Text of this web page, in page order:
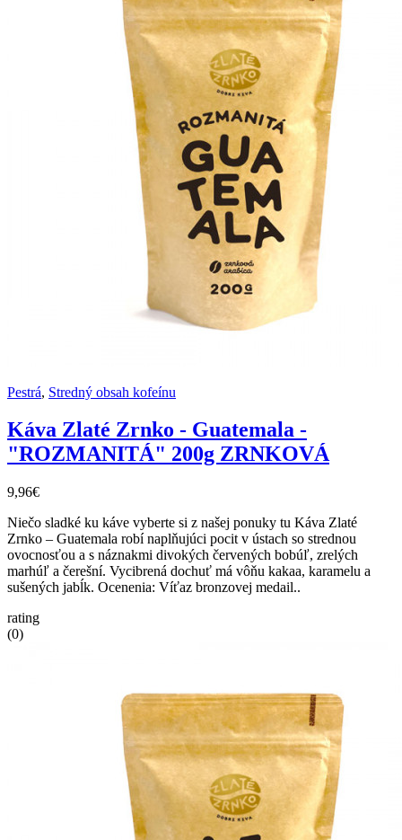
Pestrá, Stredný obsah kofeínu
Káva Zlaté Zrnko - Guatemala -
"ROZMANITÁ" 200g ZRNKOVÁ
9,96€
Niečo sladké ku káve vyberte si z našej ponuky tu Káva Zlaté
Zrnko – Guatemala robí naplňujúci pocit v ústach so strednou
ovocnosťou a s náznakmi divokých červených bobúľ, zrelých
marhúľ a čerešní. Vycibrená dochuť má vôňu kakaa, karamelu a
sušených jabĺk. Ocenenia: Víťaz bronzovej medail..
rating
(0)